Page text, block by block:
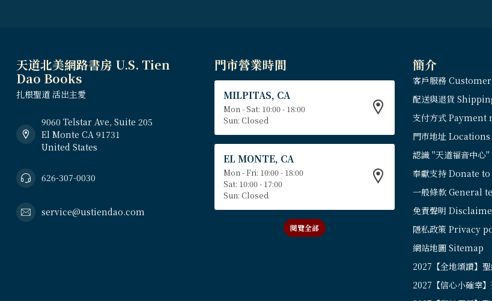
天道北美網路書房 U.S. Tien
Dao Books
扎根聖道 活出主愛
9060 Telstar Ave, Suite 205
El Monte CA 91731
United States
626-307-0030
service@ustiendao.com
門市營業時間
MILPITAS, CA
Mon - Sat: 10:00 - 18:00
Sun: Closed
EL MONTE, CA
Mon - Fri: 10:00 - 18:00
Sat: 10:00 - 17:00
Sun: Closed
閱覽全部
簡介
客戶服務
配送與退貨
支付方式 Payment
門市地址 Locations
認識 "天道福音中
奉獻支持 Donate
一般條款 General
免責聲明
隱私政策 Privacy
網站地圖 Sitemap
2027【全地頌讚】
2027【信心小確幸